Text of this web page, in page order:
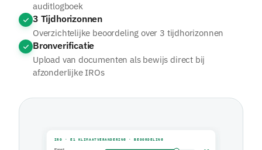
auditlogboek
3 Tijdhorizonnen
Overzichtelijke beoordeling over 3 tijdhorizonnen
Bronverificatie
Upload van documenten als bewijs direct bij
afzonderlijke IROs